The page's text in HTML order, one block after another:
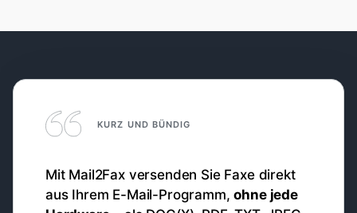
KURZ UND BÜNDIG
Mit Mail2Fax versenden Sie Faxe direkt
aus Ihrem E-Mail-Programm,ohne jede